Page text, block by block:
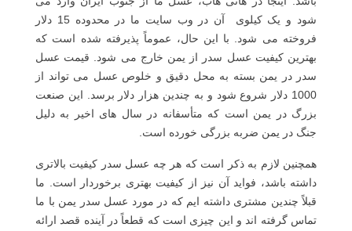
شود و یک کیلوی آن در وب سایت ما در محدوده 15 دلار
فروخته می شود. با این حال، عموماً پذیرفته شده است که
بهترین کیفیت عسل سدر از یمن خارج می شود. قیمت عسل
سدر در یمن بسته به محل دقیق و خلوص عسل می تواند از
1000 دلار شروع شود و به چندین هزار دلار برسد. این صنعت
بزرگ در یمن است که متأسفانه در سال های اخیر به دلیل
جنگ در یمن ضربه بزرگی خورده است.
همچنین لازم به ذکر است که هر چه عسل سدر کیفیت بالاتری
داشته باشد، فواید آن نیز از کیفیت بهتری برخوردار است. ما
قبلاً چندین مشتری داشته ایم که در مورد عسل سدر یمن با ما
تماس گرفته اند و این چیزی است که قطعاً در آینده قصد ارائه